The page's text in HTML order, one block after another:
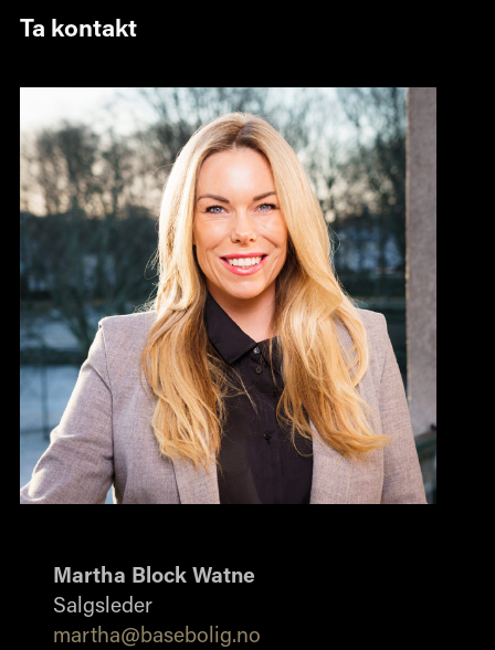
Ta kontakt
Martha Block Watne
Salgsleder
martha@basebolig.no